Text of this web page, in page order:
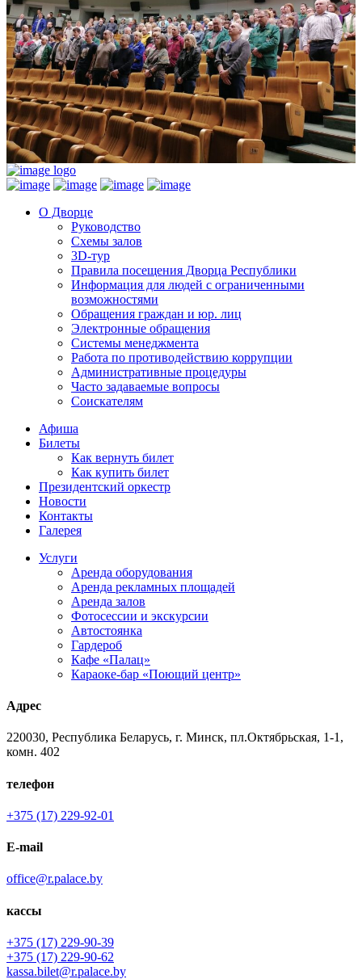
О Дворце
Руководство
Схемы залов
3D-тур
Правила посещения Дворца Республики
Информация для людей с ограниченными
возможностями
Обращения граждан и юр. лиц
Электронные обращения
Системы менеджмента
Работа по противодействию коррупции
Административные процедуры
Часто задаваемые вопросы
Соискателям
Афиша
Билеты
Как вернуть билет
Как купить билет
Президентский оркестр
Новости
Контакты
Галерея
Услуги
Аренда оборудования
Аренда рекламных площадей
Аренда залов
Фотосессии и экскурсии
Автостоянка
Гардероб
Кафе «Палац»
Караоке-бар «Поющий центр»
Адрес
220030, Республика Беларусь, г. Минск, пл.Октябрьская, 1-1,
комн. 402
телефон
+375 (17) 229-92-01
E-mail
office@r.palace.by
кассы
+375 (17) 229-90-39
+375 (17) 229-90-62
kassa.bilet@r.palace.by